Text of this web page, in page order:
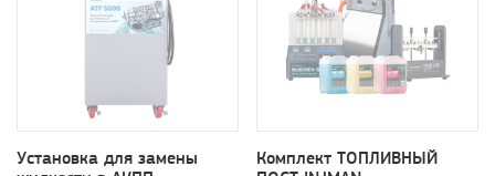
Установка для замены
Комплект ТОПЛИВНЫЙ